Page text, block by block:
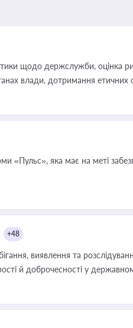
щодо держслужби, оцінка
влади, дотримання етичних
«Пульс», яка має на меті
+48
виявлення та
й доброчесності у державному